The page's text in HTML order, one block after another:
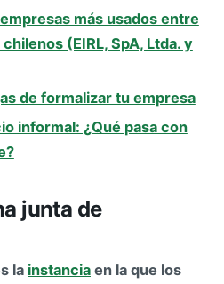
más usados entre
(EIRL, SpA, Ltda. y
de formalizar tu empresa
informal: ¿Qué pasa con
junta de
la instancia en la que los